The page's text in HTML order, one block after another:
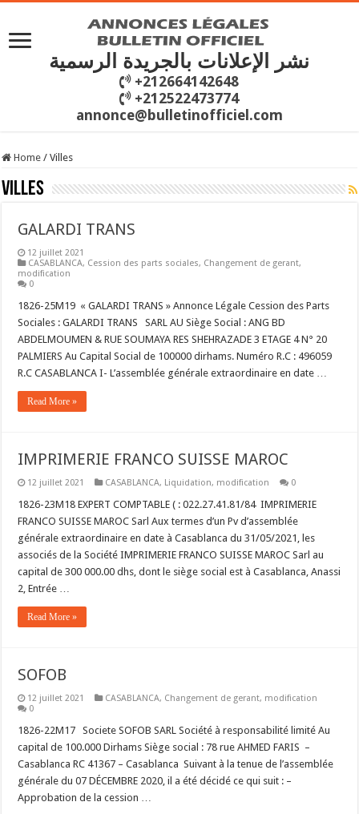
نشر الإعلانات بالجريدة الرسمية
+212664142648
+212522473774
annonce@bulletinofficiel.com
Home / Villes
Villes
GALARDI TRANS
12 juillet 2021
CASABLANCA, Cession des parts sociales, Changement de gerant,
modification
0
1826-25M19 « GALARDI TRANS » Annonce Légale Cession des Parts
Sociales : GALARDI TRANS SARL AU Siège Social : ANG BD
ABDELMOUMEN & RUE SOUMAYA RES SHEHRAZADE 3 ETAGE 4 N° 20
PALMIERS Au Capital Social de 100000 dirhams. Numéro R.C : 496059
R.C CASABLANCA I- L’assemblée générale extraordinaire en date …
Read More »
IMPRIMERIE FRANCO SUISSE MAROC
12 juillet 2021 CASABLANCA, Liquidation, modification 0
1826-23M18 EXPERT COMPTABLE ( : 022.27.41.81/84 IMPRIMERIE
FRANCO SUISSE MAROC Sarl Aux termes d’un Pv d’assemblée
générale extraordinaire en date à Casablanca du 31/05/2021, les
associés de la Société IMPRIMERIE FRANCO SUISSE MAROC Sarl au
capital de 300 000.00 dhs, dont le siège social est à Casablanca, Anassi
2, Entrée …
Read More »
SOFOB
12 juillet 2021 CASABLANCA, Changement de gerant, modification
0
1826-22M17 Societe SOFOB SARL Société à responsabilité limité Au
capital de 100.000 Dirhams Siège social : 78 rue AHMED FARIS –
Casablanca RC 41367 – Casablanca Suivant à la tenue de l’assemblée
générale du 07 DÉCEMBRE 2020, il a été décidé ce qui suit : –
Approbation de la cession …